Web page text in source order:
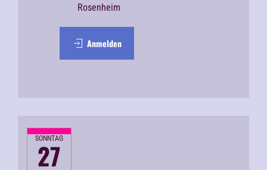
Rosenheim
Anmelden
SONNTAG
27